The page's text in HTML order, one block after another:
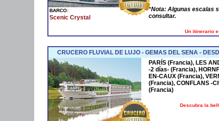
BARCO:
Scenic Crystal
*Nota: Algunas escalas
consultar.
Un itinerario
CRUCERO FLUVIAL DE LUJO - GEMAS DEL SENA -
PARÍS (Francia), LES
-2 días- (Francia),
EN-CAUX (Francia),
(Francia), CONFLANS -
(Francia)
Descubra la